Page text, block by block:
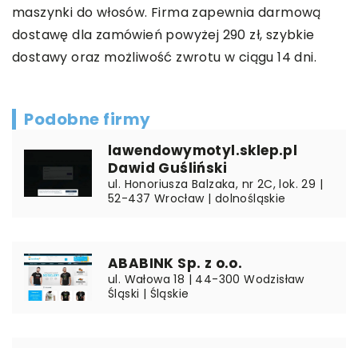
maszynki do włosów. Firma zapewnia darmową
dostawę dla zamówień powyżej 290 zł, szybkie
dostawy oraz możliwość zwrotu w ciągu 14 dni.
Podobne firmy
lawendowymotyl.sklep.pl
Dawid Guśliński
ul. Honoriusza Balzaka, nr 2C, lok. 29 |
52-437 Wrocław | dolnośląskie
ABABINK Sp. z o.o.
ul. Wałowa 18 | 44-300 Wodzisław
Śląski | Śląskie